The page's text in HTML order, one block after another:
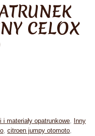
CELOX
i materiały opatrunkowe, Inny
, citroen jumpy otomoto,